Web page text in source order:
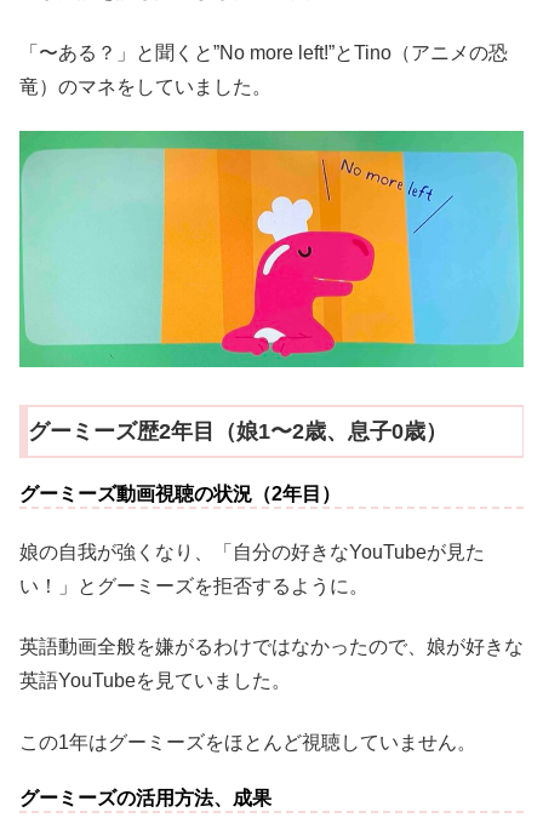
「〜ある？」と聞くと”No more left!”とTino（アニメの恐
竜）のマネをしていました。
グーミーズ歴2年目（娘1〜2歳、息子0歳）
グーミーズ動画視聴の状況（2年目）
娘の自我が強くなり、「自分の好きなYouTubeが見た
い！」とグーミーズを拒否するように。
英語動画全般を嫌がるわけではなかったので、娘が好きな
英語YouTubeを見ていました。
この1年はグーミーズをほとんど視聴していません。
グーミーズの活用方法、成果